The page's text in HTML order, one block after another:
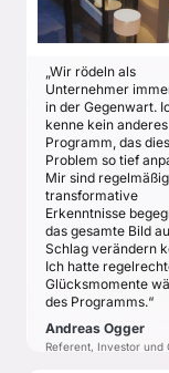
„Wir rödeln als
Unternehmer
in der Gegenwart.
kenne kein anderes
Programm, das
Problem so tief
Mir sind regelmäßig
transformative
Erkenntnisse
das gesamte Bild
Schlag verändern
Ich hatte
Glücksmomente
des Programms.“
Andreas Ogger
Referent, Investor und
Hilfe
Werkzeuge
Das
zukunftssicherer
skalierbarer